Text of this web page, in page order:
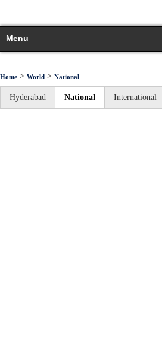
Menu
Home > World > National
Hyderabad National International